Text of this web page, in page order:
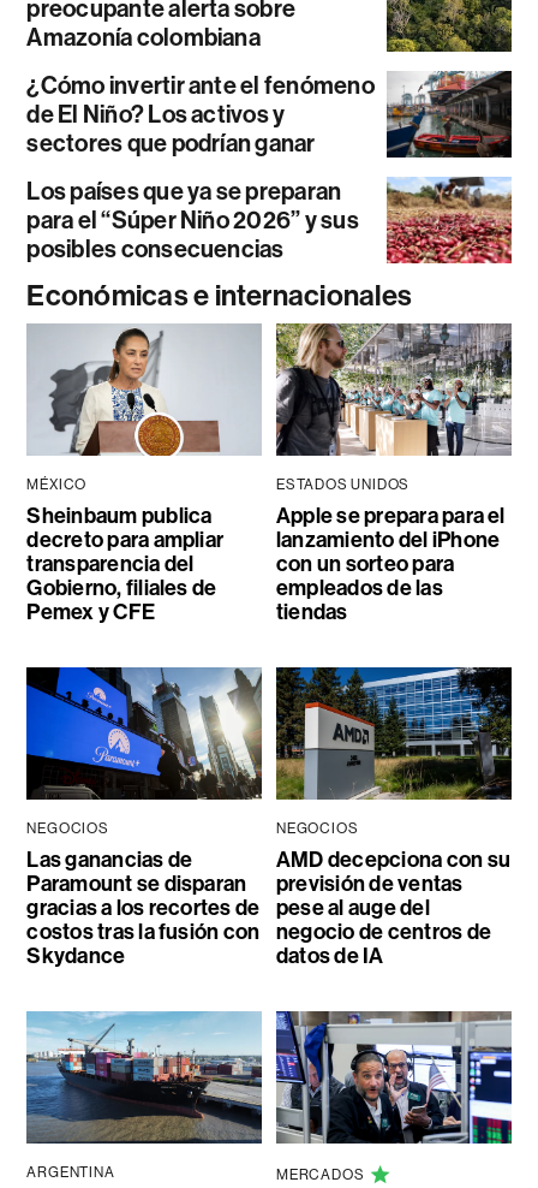
preocupante alerta sobre
Amazonía colombiana
¿Cómo invertir ante el fenómeno
de El Niño? Los activos y
sectores que podrían ganar
Los países que ya se preparan
para el “Súper Niño 2026” y sus
posibles consecuencias
Económicas e internacionales
MÉXICO
Sheinbaum publica
decreto para ampliar
transparencia del
Gobierno, filiales de
Pemex y CFE
ESTADOS UNIDOS
Apple se prepara para el
lanzamiento del iPhone
con un sorteo para
empleados de las
tiendas
NEGOCIOS
Las ganancias de
Paramount se disparan
gracias a los recortes de
costos tras la fusión con
Skydance
NEGOCIOS
AMD decepciona con su
previsión de ventas
pese al auge del
negocio de centros de
datos de IA
ARGENTINA MERCADOS